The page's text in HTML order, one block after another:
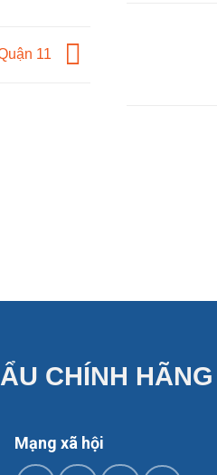
11
CHÍNH HÃNG
Mạng xã hội